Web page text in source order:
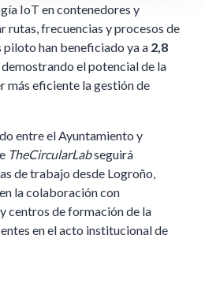
IoT en contenedores y
rutas, frecuencias y procesos de
piloto han beneficiado ya a 2,8
demostrando el potencial de la
más eficiente la gestión de
entre el Ayuntamiento y
TheCircularLabseguirá
de trabajo desde Logroño,
la colaboración con
centros de formación de la
en el acto institucional de